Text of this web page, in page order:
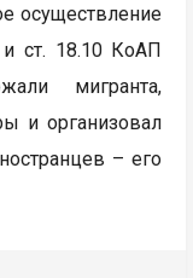
осуществление
и ст. 18.10 КоАП
мигранта,
и организовал
– его